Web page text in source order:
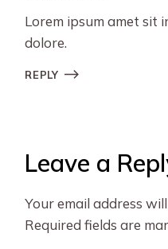
Lorem ipsum amet sit
dolore.
REPLY
Leave a
Your email address
Required fields are